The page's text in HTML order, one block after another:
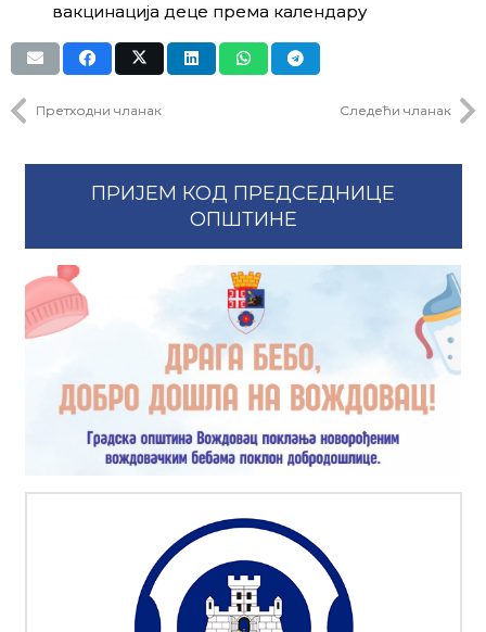
вакцинација деце према календару
Претходни чланак Следећи чланак
ПРИЈЕМ КОД ПРЕДСЕДНИЦЕ
ОПШТИНЕ